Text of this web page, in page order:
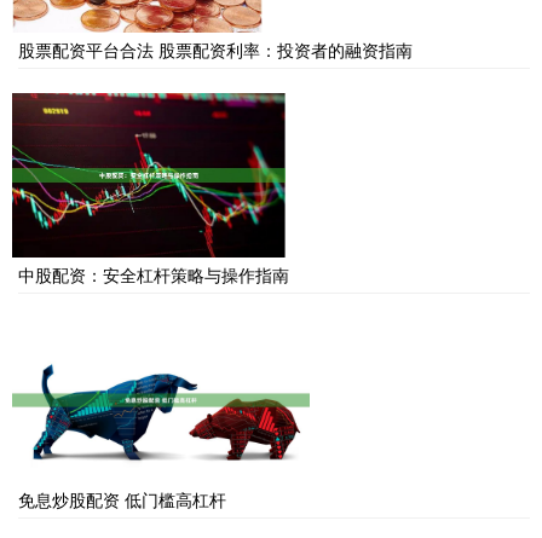
股票配资平台合法 股票配资利率：投资者的融资指南
中股配资：安全杠杆策略与操作指南
免息炒股配资 低门槛高杠杆